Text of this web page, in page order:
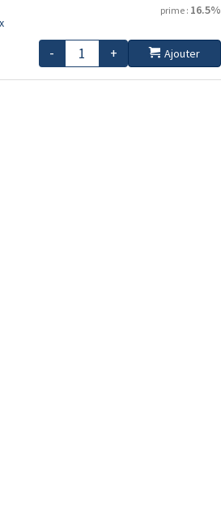
prime : 16.5%
- + Ajouter